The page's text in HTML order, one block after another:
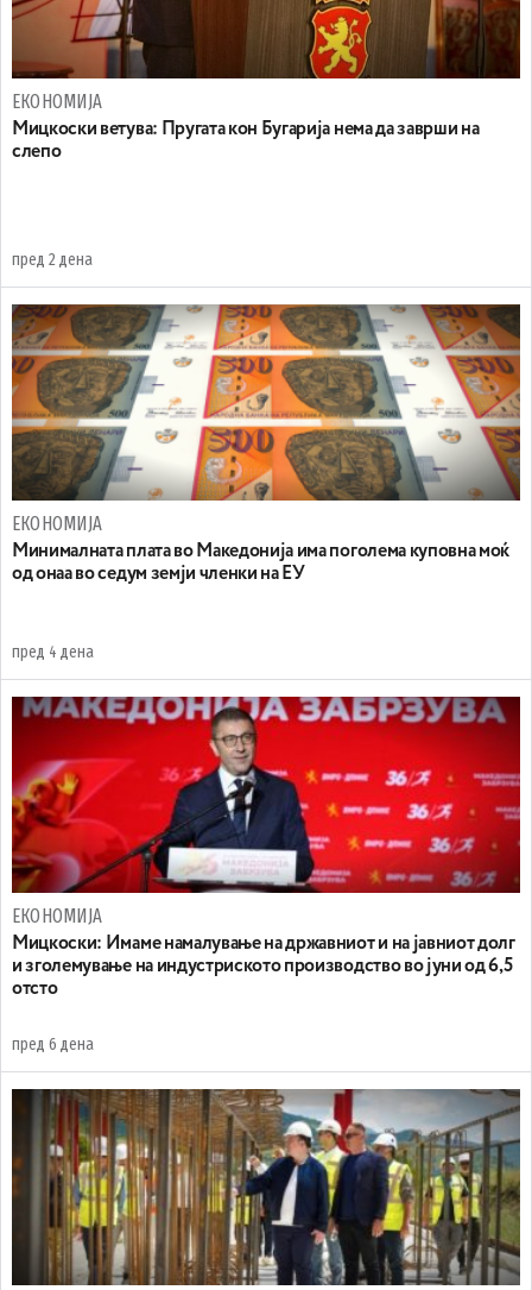
ЕКОНОМИЈА
Mицкоски ветува: Пругата кон Бугарија нема да заврши на
слепо
пред 2 дена
ЕКОНОМИЈА
Минималната плата во Македонија има поголема куповна моќ
од онаа во седум земји членки на ЕУ
пред 4 дена
ЕКОНОМИЈА
Mицкоски: Имаме намалување на државниот и на јавниот долг
и зголемување на индустриското производство во јуни од 6,5
отсто
пред 6 дена